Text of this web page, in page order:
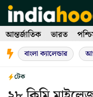
Skip
to
content
আন্তর্জাতিক ভারত
বাংলা ক্যালেন্ডার
টেক